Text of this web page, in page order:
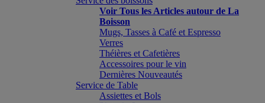
Voir Tous les Articles autour de La
Boisson
Mugs, Tasses à Café et Espresso
Verres
Théières et Cafetières
Accessoires pour le vin
Dernières Nouveautés
Service de Table
Assiettes et Bols